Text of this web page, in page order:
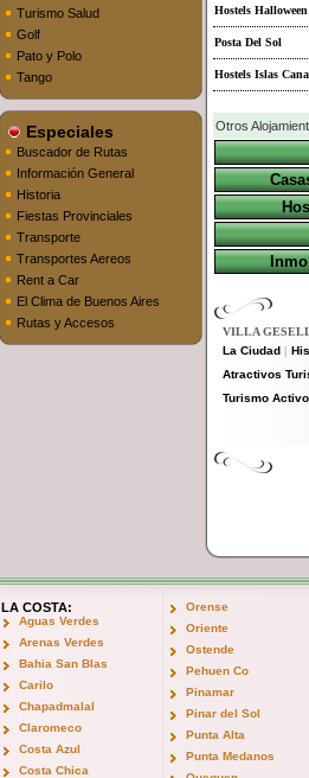
Turismo Salud
Golf
Pato y Polo
Tango
Especiales
Buscador de Rutas
Información General
Historia
Fiestas Provinciales
Transporte
Transportes Aereos
Rent a Car
El Clima de Buenos Aires
Rutas y Accesos
Hostels Halloween
Posta Del Sol
Hostels Islas
Otros
VILLA
La Ciudad
Atractivos
Turismo Activo
LA COSTA:
Aguas Verdes
Arenas Verdes
Bahia San Blas
Carilo
Chapadmalal
Claromeco
Costa Azul
Costa Chica
Orense
Oriente
Ostende
Pehuen Co
Pinamar
Pinar del Sol
Punta Alta
Punta Medanos